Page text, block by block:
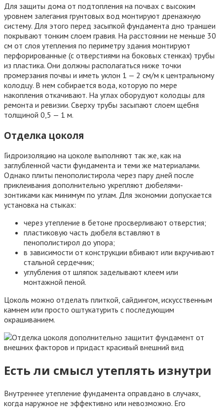
Для защиты дома от подтопления на почвах с высоким
уровнем залегания грунтовых вод монтируют дренажную
систему. Для этого перед засыпкой фундамента дно траншеи
покрывают тонким слоем гравия. На расстоянии не меньше 30
см от слоя утепления по периметру здания монтируют
перфорированные (с отверстиями на боковых стенках) трубы
из пластика. Они должны располагаться ниже точки
промерзания почвы и иметь уклон 1 — 2 см/м к центральному
колодцу. В нем собирается вода, которую по мере
накопления откачивают. На углах оборудуют колодцы для
ремонта и ревизии. Сверху трубы засыпают слоем щебня
толщиной 0,5 — 1 м.
Отделка цоколя
Гидроизоляцию на цоколе выполняют так же, как на
заглубленной части фундамента и теми же материалами.
Однако плиты пенополистирола через пару дней после
приклеивания дополнительно укрепляют дюбелями-
зонтиками как минимум по углам. Для экономии допускается
установка на стыках:
через утепление в бетоне просверливают отверстия;
пластиковую часть дюбеля вставляют в
пенополистирол до упора;
в зависимости от конструкции вбивают или вкручивают
стальной сердечник;
углубления от шляпок заделывают клеем или
монтажной пеной.
Цоколь можно отделать плиткой, сайдингом, искусственным
камнем или просто оштукатурить с последующим
окрашиванием.
Есть ли смысл утеплять изнутри
Внутреннее утепление фундамента оправдано в случаях,
когда наружное не эффективно или невозможно. Его